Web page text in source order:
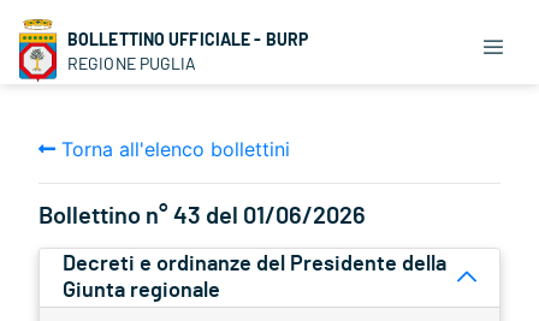
BOLLETTINO UFFICIALE - BURP
REGIONE PUGLIA
Torna all'elenco bollettini
Bollettino n° 43 del 01/06/2026
Decreti e ordinanze del Presidente della
Giunta regionale